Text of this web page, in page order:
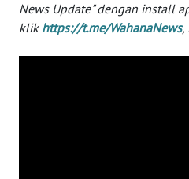
News Update" dengan install
klik https://t.me/WahanaNews,
WN
DANAU